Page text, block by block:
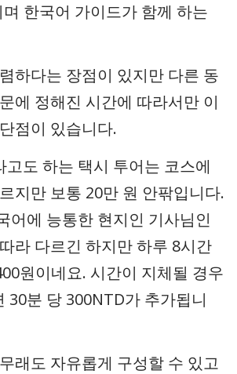
한국어 가이드가 함께 하는
하다는 장점이 있지만 다른 동
에 정해진 시간에 따라서만 이
점이 있습니다.
도 하는 택시 투어는 코스에
지만 보통 20만 원 안팎입니다.
어에 능통한 현지인 기사님인
라 다르긴 하지만 하루 8시간
원이네요. 시간이 지체될 경우
30분 당 300NTD가 추가됩니
래도 자유롭게 구성할 수 있고